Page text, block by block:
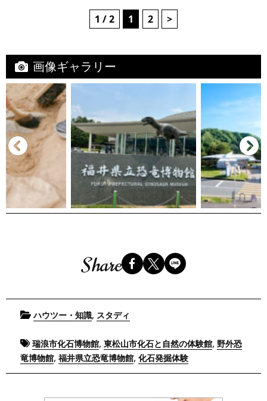
1 / 2 1 2 >
画像ギャラリー
Share
Posted
ハウツー・知識, スタディ
Tagged
瑞浪市化石博物館, 東松山市化石と自然の体験館, 野外恐
竜博物館, 福井県立恐竜博物館, 化石発掘体験